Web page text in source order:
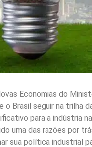
Economias do
Brasil seguir na trilha
para a indústria
uma das razões por
sua política industrial